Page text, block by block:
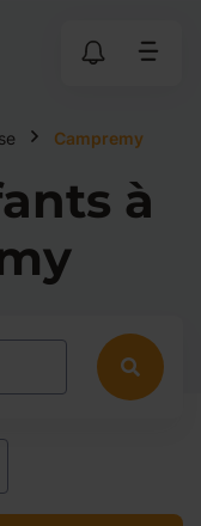
Campremy
à